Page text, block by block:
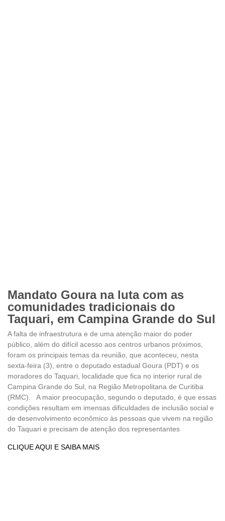
Mandato Goura na luta com as
comunidades tradicionais do
Taquari, em Campina Grande do Sul
A falta de infraestrutura e de uma atenção maior do poder
público, além do difícil acesso aos centros urbanos próximos,
foram os principais temas da reunião, que aconteceu, nesta
sexta-feira (3), entre o deputado estadual Goura (PDT) e os
moradores do Taquari, localidade que fica no interior rural de
Campina Grande do Sul, na Região Metropolitana de Curitiba
(RMC). A maior preocupação, segundo o deputado, é que essas
condições resultam em imensas dificuldades de inclusão social e
de desenvolvimento econômico às pessoas que vivem na região
do Taquari e precisam de atenção dos representantes
CLIQUE AQUI E SAIBA MAIS